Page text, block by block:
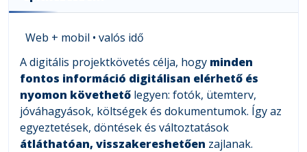
Web + mobil • valós idő
A digitális projektkövetés célja, hogy minden
fontos információ digitálisan elérhető és
nyomon követhető legyen: fotók, ütemterv,
jóváhagyások, költségek és dokumentumok. Így az
egyeztetések, döntések és változtatások
átláthatóan, visszakereshetően zajlanak.